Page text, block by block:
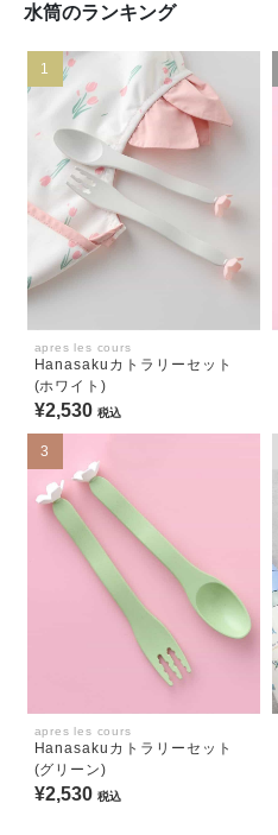
水筒のランキング
1
apres les cours
Hanasakuカトラリーセット
(ホワイト)
¥2,530 税込
3
apres les cours
Hanasakuカトラリーセット
(グリーン)
¥2,530 税込